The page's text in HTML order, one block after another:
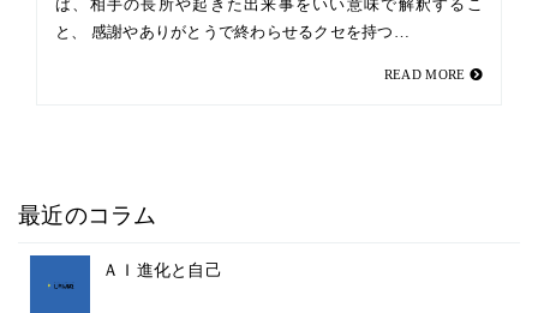
ば、相手の長所や起きた出来事をいい意味で解釈するこ
と、 感謝やありがとうで終わらせるクセを持つ…
READ MORE
最近のコラム
ＡＩ進化と自己